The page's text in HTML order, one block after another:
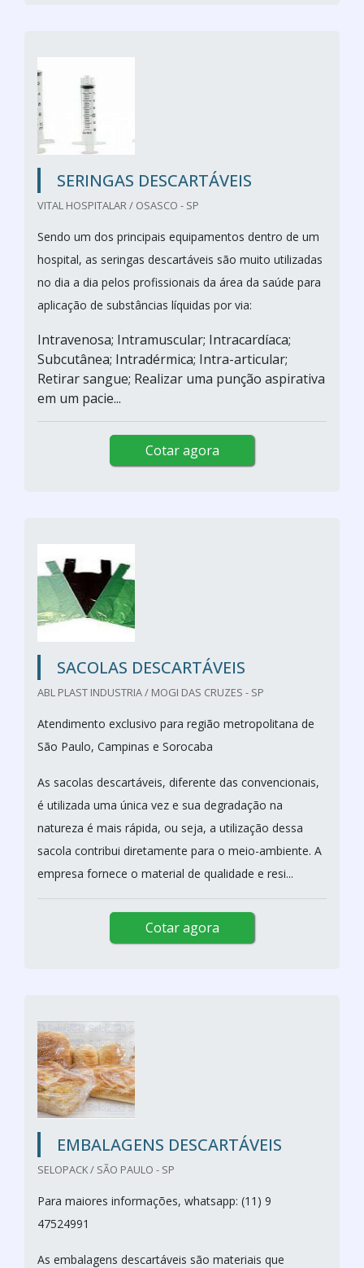
SERINGAS DESCARTÁVEIS
VITAL HOSPITALAR / OSASCO - SP
Sendo um dos principais equipamentos dentro de um
hospital, as seringas descartáveis são muito utilizadas
no dia a dia pelos profissionais da área da saúde para
aplicação de substâncias líquidas por via:
Intravenosa; Intramuscular; Intracardíaca;
Subcutânea; Intradérmica; Intra-articular;
Retirar sangue; Realizar uma punção aspirativa
em um pacie...
Cotar agora
SACOLAS DESCARTÁVEIS
ABL PLAST INDUSTRIA / MOGI DAS CRUZES - SP
Atendimento exclusivo para região metropolitana de
São Paulo, Campinas e Sorocaba
As sacolas descartáveis, diferente das convencionais,
é utilizada uma única vez e sua degradação na
natureza é mais rápida, ou seja, a utilização dessa
sacola contribui diretamente para o meio-ambiente. A
empresa fornece o material de qualidade e resi...
Cotar agora
EMBALAGENS DESCARTÁVEIS
SELOPACK / SÃO PAULO - SP
Para maiores informações, whatsapp: (11) 9
47524991
As embalagens descartáveis são materiais que